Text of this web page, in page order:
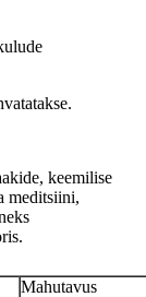
keemilise
meditsiini,
Mahutavus